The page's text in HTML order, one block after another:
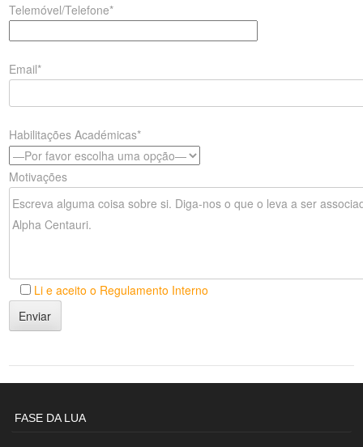
Telemóvel/Telefone*
Email*
Habilitações Académicas*
Motivações
Li e aceito o Regulamento Interno
FASE DA LUA